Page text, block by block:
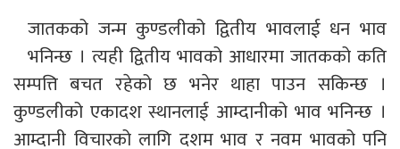
जातकको जन्म कुण्डलीको द्वितीय भावलाई धन भाव
भनिन्छ । त्यही द्वितीय भावको आधारमा जातकको कति
सम्पत्ति बचत रहेको छ भनेर थाहा पाउन सकिन्छ ।
कुण्डलीको एकादश स्थानलाई आम्दानीको भाव भनिन्छ ।
आम्दानी विचारको लागि दशम भाव र नवम भावको पनि